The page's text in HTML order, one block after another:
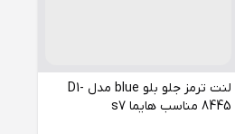
لنت ترمز جلو بلو blue مدل D1-
8445 مناسب هایما s7